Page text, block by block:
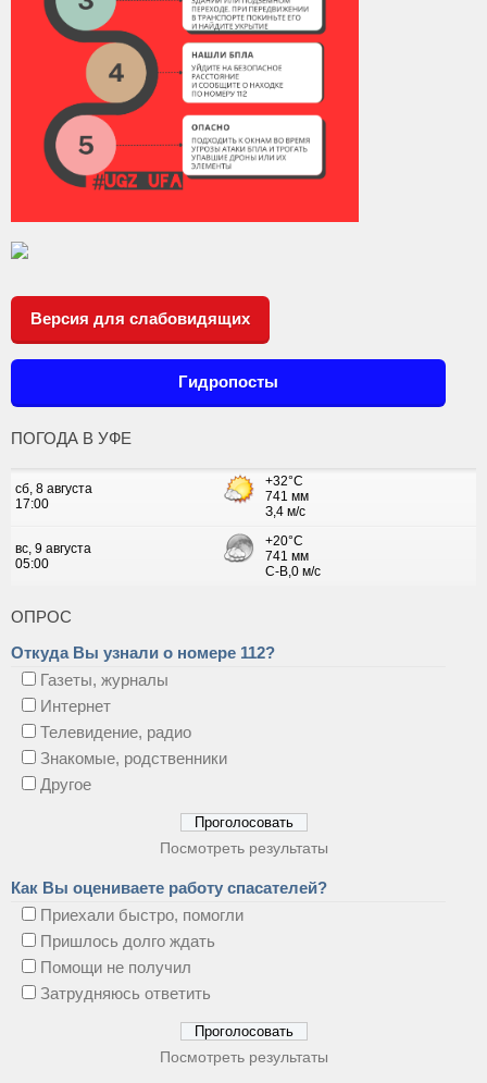
Версия для слабовидящих
Гидропосты
ПОГОДА В УФЕ
ОПРОС
Откуда Вы узнали о номере 112?
Газеты, журналы
Интернет
Телевидение, радио
Знакомые, родственники
Другое
Посмотреть результаты
Как Вы оцениваете работу спасателей?
Приехали быстро, помогли
Пришлось долго ждать
Помощи не получил
Затрудняюсь ответить
Посмотреть результаты